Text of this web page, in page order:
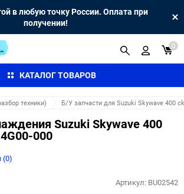
в любую точку России. Оплата при
получении!
КАТАЛОГ ТОВАРОВ
0
техники) Б/У запчасти для Suzuki Skywave 400
Suzuki Skywave 400
000
(0)
Артикул: BU02542